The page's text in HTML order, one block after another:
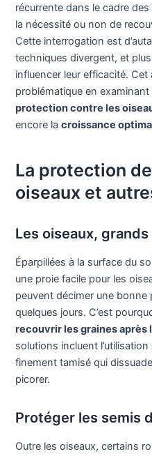
récurrente dans le cadre
la nécessité ou non de
Cette interrogation est
techniques divergent, et
influencer leur efficacité. Cet
problématique en
protection contre les
encore lacroissance
La protection
oiseaux et
Les oiseaux,
Éparpillées à la surface du
une proie facile pour les
peuvent décimer une bonne
quelques jours. C’est
recouvrir les graines après
solutions incluent
finement tamisé qui
picorer.
Protéger les semis
Outre les oiseaux, certains